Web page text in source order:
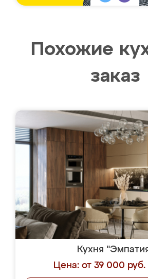
Похожие
заказ
Кухня
Цена: от 39 000 руб.